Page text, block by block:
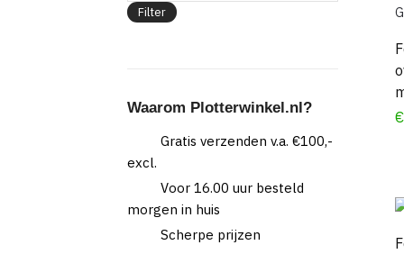
€
Filter
Waarom Plotterwinkel.nl?
Gratis verzenden v.a. €100,-
excl.
Voor 16.00 uur besteld
morgen in huis
Scherpe prijzen